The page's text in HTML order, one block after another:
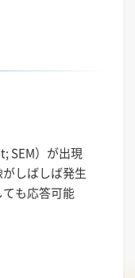
SEM）が出現
しばしば発生
も応答可能